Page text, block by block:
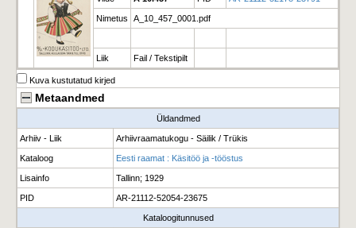
Nimetus A_10_457_0001.pdf
Liik Fail / Tekstipilt
Kuva kustutatud kirjed
Metaandmed
Üldandmed
Arhiiv - Liik Arhiivraamatukogu - Säilik / Trükis
Kataloog Eesti raamat : Käsitöö ja -tööstus
Lisainfo Tallinn; 1929
PID AR-21112-52054-23675
Kataloogitunnused